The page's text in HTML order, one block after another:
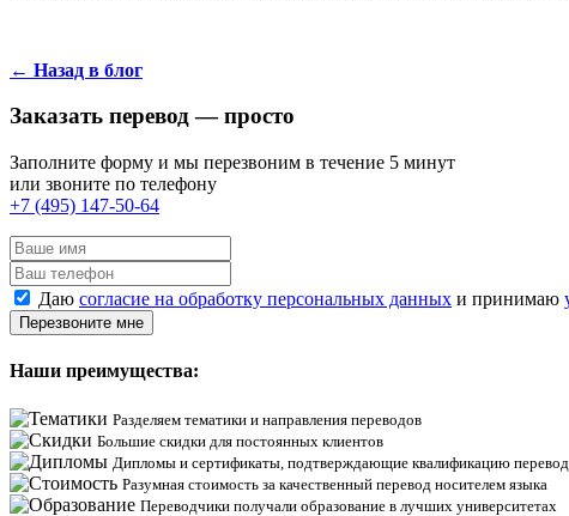
← Назад в блог
Заказать перевод — просто
Заполните форму и мы перезвоним в течение 5 минут
или звоните по телефону
+7 (495) 147-50-64
Даю согласие на обработку персональных данных и принимаю
Перезвоните мне
Наши преимущества:
Разделяем тематики и направления переводов
Большие скидки для постоянных клиентов
Дипломы и сертификаты, подтверждающие квалификацию
Разумная стоимость за качественный перевод носителем языка
Переводчики получали образование в лучших университетах